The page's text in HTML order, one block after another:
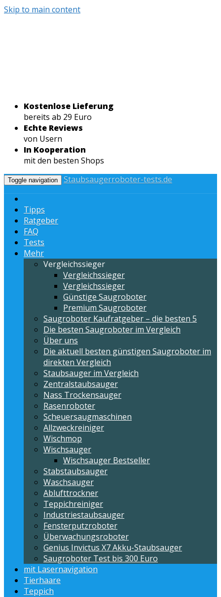
Skip to main content
Kostenlose Lieferung
bereits ab 29 Euro
Echte Reviews
von Usern
In Kooperation
mit den besten Shops
Toggle navigation Staubsaugerroboter-tests.de
Tipps
Ratgeber
FAQ
Tests
Mehr
Vergleichssieger
Vergleichssieger
Vergleichssieger
Günstige Saugroboter
Premium Saugroboter
Saugroboter Kaufratgeber – die besten 5
Die besten Saugroboter im Vergleich
Über uns
Die aktuell besten günstigen Saugroboter im
direkten Vergleich
Staubsauger im Vergleich
Zentralstaubsauger
Nass Trockensauger
Rasenroboter
Scheuersaugmaschinen
Allzweckreiniger
Wischmop
Wischsauger
Wischsauger Bestseller
Stabstaubsauger
Waschsauger
Ablufttrockner
Teppichreiniger
Industriestaubsauger
Fensterputzroboter
Überwachungsroboter
Genius Invictus X7 Akku-Staubsauger
Saugroboter Test bis 300 Euro
mit Lasernavigation
Tierhaare
Teppich